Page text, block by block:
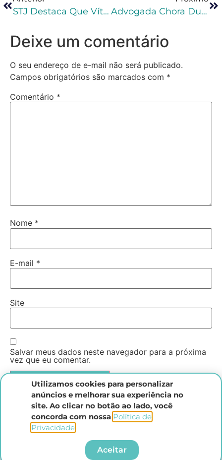
STJ Destaca Que Vítima Não Pode Ser Colaboradora, Tranca Ação Penal E Determina Soltura Do Paciente Advogada Chora Durante Sustentação Oral No STJ
Deixe um comentário
O seu endereço de e-mail não será publicado.
Campos obrigatórios são marcados com *
Comentário *
Nome *
E-mail *
Site
Salvar meus dados neste navegador para a próxima
vez que eu comentar.
Instituto Direito Penal Brasileiro
Todos os direitos reservados
Utilizamos cookies para personalizar
anúncios e melhorar sua experiência no
site. Ao clicar no botão ao lado, você
concorda com nossa Política de
Privacidade.​
Aceitar